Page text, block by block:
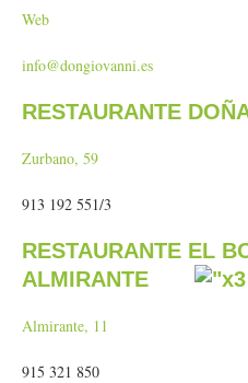
Web
info@dongiovanni.es
RESTAURANTE
Zurbano, 59
913 192 551/3
RESTAURANTE EL
ALMIRANTE
Almirante, 11
915 321 850